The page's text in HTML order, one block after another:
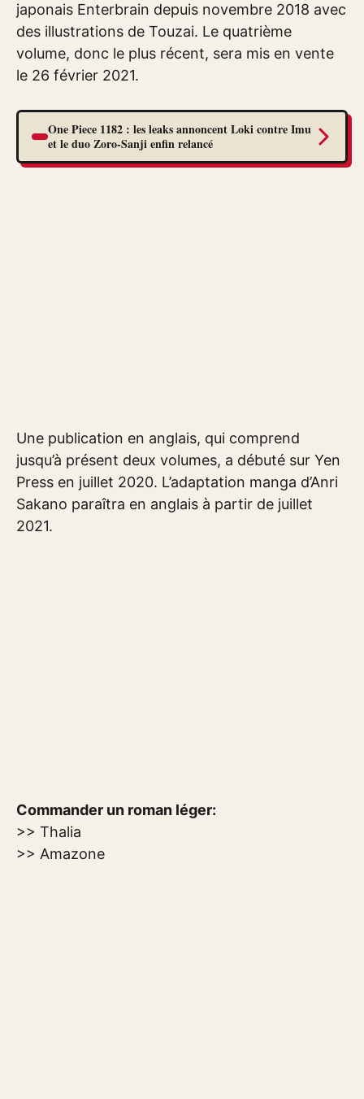
japonais Enterbrain depuis novembre 2018 avec
des illustrations de Touzai. Le quatrième
volume, donc le plus récent, sera mis en vente
le 26 février 2021.
One Piece 1182 : les leaks annoncent Loki contre Imu
et le duo Zoro-Sanji enfin relancé
Une publication en anglais, qui comprend
jusqu’à présent deux volumes, a débuté sur Yen
Press en juillet 2020. L’adaptation manga d’Anri
Sakano paraîtra en anglais à partir de juillet
2021.
Commander un roman léger:
>> Thalia
>> Amazone